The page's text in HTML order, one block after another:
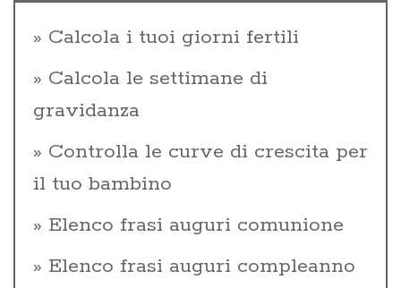
Calcola i tuoi giorni fertili
Calcola le settimane di
gravidanza
Controlla le curve di crescita per
il tuo bambino
Elenco frasi auguri comunione
Elenco frasi auguri compleanno